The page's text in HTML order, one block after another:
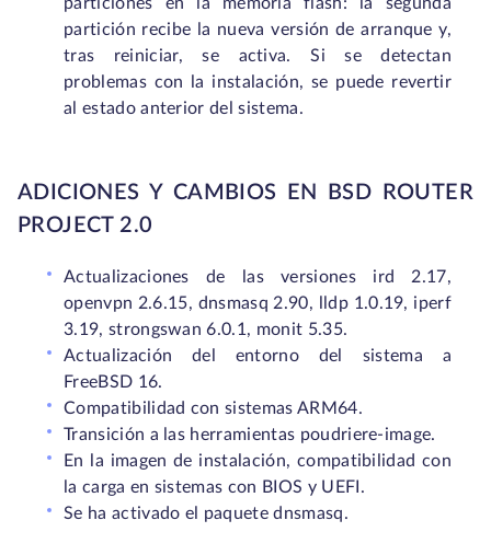
partición recibe la nueva versión de arranque y,
tras reiniciar, se activa. Si se detectan
problemas con la instalación, se puede revertir
al estado anterior del sistema.
ADICIONES Y CAMBIOS EN BSD ROUTER
PROJECT 2.0
Actualizaciones de las versiones ird 2.17,
openvpn 2.6.15, dnsmasq 2.90, lldp 1.0.19, iperf
3.19, strongswan 6.0.1, monit 5.35.
Actualización del entorno del sistema a
FreeBSD 16.
Compatibilidad con sistemas ARM64.
Transición a las herramientas poudriere‑image.
En la imagen de instalación, compatibilidad con
la carga en sistemas con BIOS y UEFI.
Se ha activado el paquete dnsmasq.